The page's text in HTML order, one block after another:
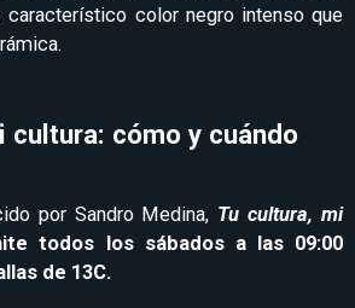
característico color negro intenso que
cultura: cómo y cuándo
por Sandro Medina, Tu cultura, mi
todos los sábados a las 09:00
de 13C.